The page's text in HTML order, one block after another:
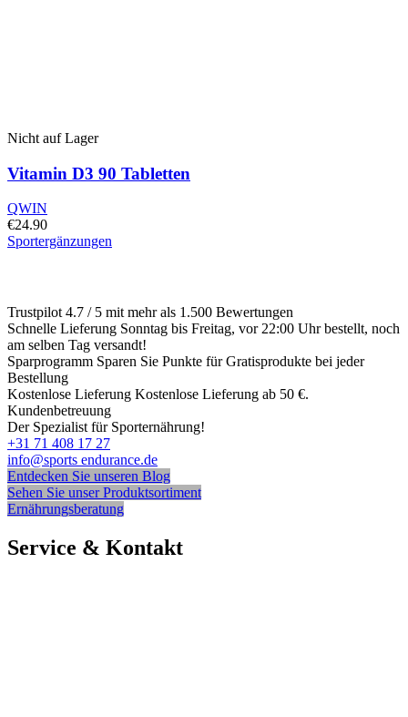
Nicht auf Lager
Vitamin D3 90 Tabletten
QWIN
€24.90
Sportergänzungen
Trustpilot 4.7 / 5 mit mehr als 1.500 Bewertungen
Schnelle Lieferung Sonntag bis Freitag, vor 22:00 Uhr bestellt, noch
am selben Tag versandt!
Sparprogramm Sparen Sie Punkte für Gratisprodukte bei jeder
Bestellung
Kostenlose Lieferung Kostenlose Lieferung ab 50 €.
Kundenbetreuung
Der Spezialist für Sporternährung!
+31 71 408 17 27
info@sports endurance.de
Entdecken Sie unseren Blog
Sehen Sie unser Produktsortiment
Ernährungsberatung
Service & Kontakt